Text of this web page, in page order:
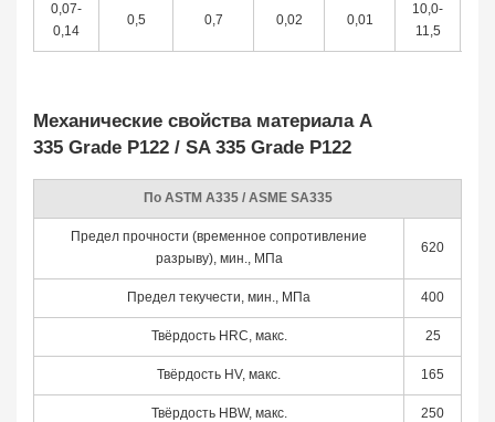
0,07-
0,14
0,5 0,7 0,02 0,01
10,0-
11,5
Механические свойства материала A
335 Grade P122 / SA 335 Grade P122
По ASTM A335 / ASME SA335
Предел прочности (временное сопротивление
разрыву), мин., МПа
620
Предел текучести, мин., МПа 400
Твёрдость HRC, макс. 25
Твёрдость HV, макс. 165
Твёрдость HBW, макс. 250